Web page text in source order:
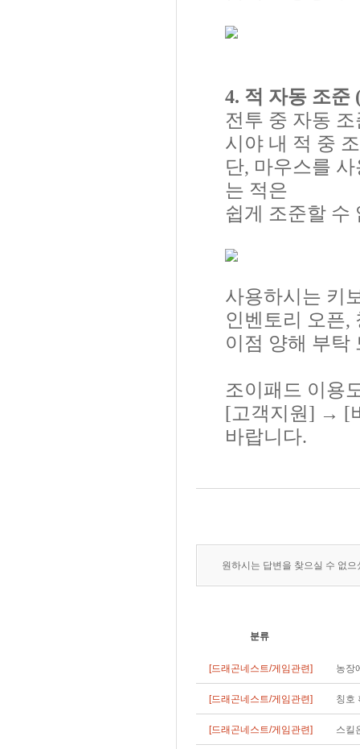
4. 적 자동 조준
전투 중 자동
시야 내 적 중
단, 마우스를
는 적은
쉽게 조준할 수
사용하시는 키
인벤토리 오픈,
이점 양해 부탁
조이패드 이용
[고객지원] → [
바랍니다.
원하시는 답변을 찾으실 수 없
분류
[드래곤네스트/게임관련] 농장
[드래곤네스트/게임관련] 칭호
[드래곤네스트/게임관련] 스킬